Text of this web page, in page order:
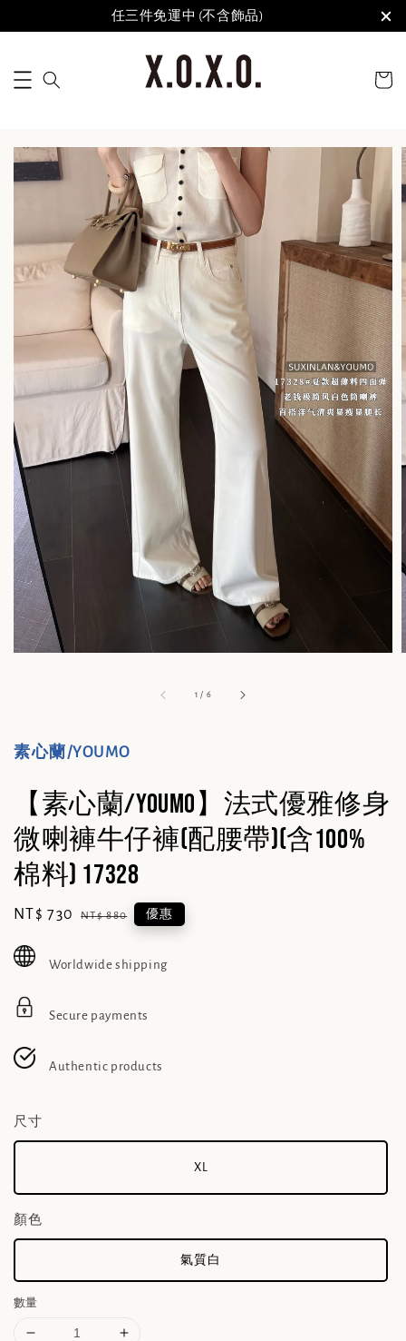
任三件免運中 (不含飾品)
1 / 6
素心蘭/YOUMO
【素心蘭/YOUMO】法式優雅修身
微喇褲牛仔褲(配腰帶)(含100%
棉料) 17328
Sale
NT$ 730 Regular
NT$ 880 優惠
Worldwide shipping
Secure payments
Authentic products
尺寸
XL
顏色
氣質白
數量